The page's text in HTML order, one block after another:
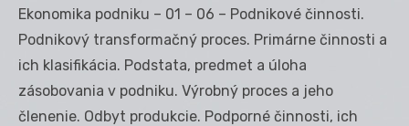
Ekonomika podniku – 01 – 06 – Podnikové činnosti.
Podnikový transformačný proces. Primárne činnosti a
ich klasifikácia. Podstata, predmet a úloha
zásobovania v podniku. Výrobný proces a jeho
členenie. Odbyt produkcie. Podporné činnosti, ich